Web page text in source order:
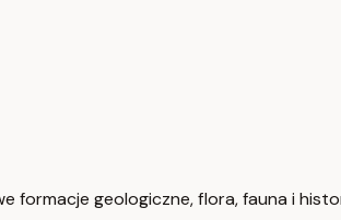
formacje geologiczne, flora, fauna i